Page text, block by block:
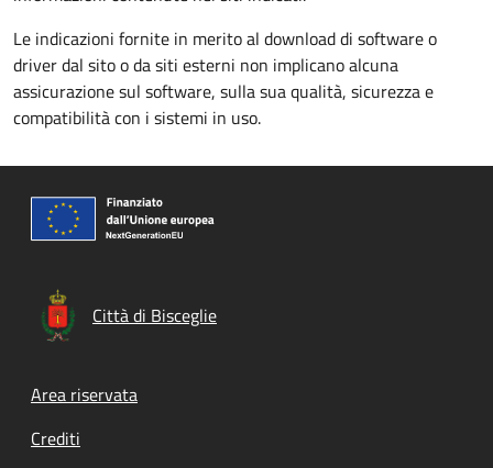
Le indicazioni fornite in merito al download di software o
driver dal sito o da siti esterni non implicano alcuna
assicurazione sul software, sulla sua qualità, sicurezza e
compatibilità con i sistemi in uso.
Città di Bisceglie
Footer menu
Area riservata
Crediti